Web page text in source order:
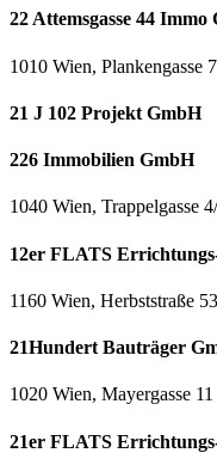
22 Attemsgasse 44 Immo
1010 Wien, Plankengasse
21 J 102 Projekt GmbH
226 Immobilien GmbH
1040 Wien, Trappelgasse
12er FLATS
1160 Wien, Herbststraße 53
21Hundert Bauträger
1020 Wien, Mayergasse 11
21er FLATS